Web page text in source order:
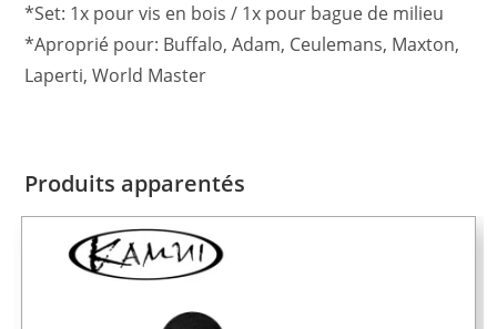
*Set: 1x pour vis en bois / 1x pour bague de milieu
*Aproprié pour: Buffalo, Adam, Ceulemans, Maxton,
Laperti, World Master
Produits apparentés